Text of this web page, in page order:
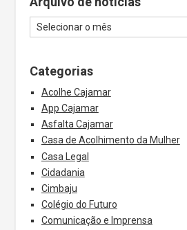
Categorias
Acolhe Cajamar
App Cajamar
Asfalta Cajamar
Casa de Acolhimento da Mulher
Casa Legal
Cidadania
Cimbaju
Colégio do Futuro
Comunicação e Imprensa